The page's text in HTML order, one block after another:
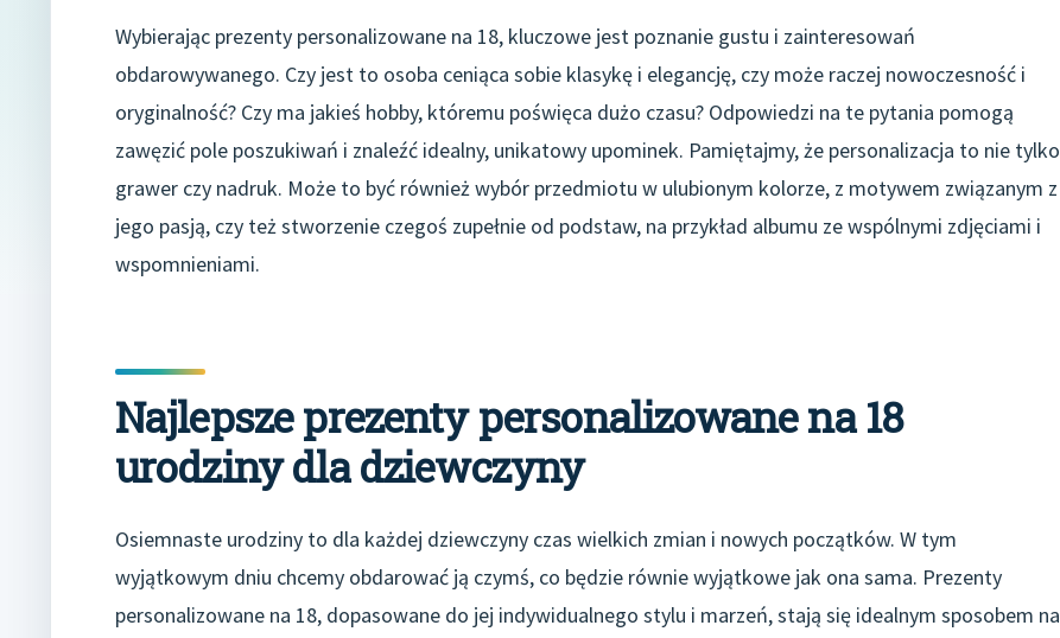
Wybierając prezenty personalizowane na 18, kluczowe jest poznanie gustu i zainteresowań
obdarowywanego. Czy jest to osoba ceniąca sobie klasykę i elegancję, czy może raczej nowoczesność i
oryginalność? Czy ma jakieś hobby, któremu poświęca dużo czasu? Odpowiedzi na te pytania pomogą
zawęzić pole poszukiwań i znaleźć idealny, unikatowy upominek. Pamiętajmy, że personalizacja to nie tylko
grawer czy nadruk. Może to być również wybór przedmiotu w ulubionym kolorze, z motywem związanym z
jego pasją, czy też stworzenie czegoś zupełnie od podstaw, na przykład albumu ze wspólnymi zdjęciami i
wspomnieniami.
Najlepsze prezenty personalizowane na 18
urodziny dla dziewczyny
Osiemnaste urodziny to dla każdej dziewczyny czas wielkich zmian i nowych początków. W tym
wyjątkowym dniu chcemy obdarować ją czymś, co będzie równie wyjątkowe jak ona sama. Prezenty
personalizowane na 18, dopasowane do jej indywidualnego stylu i marzeń, stają się idealnym sposobem na